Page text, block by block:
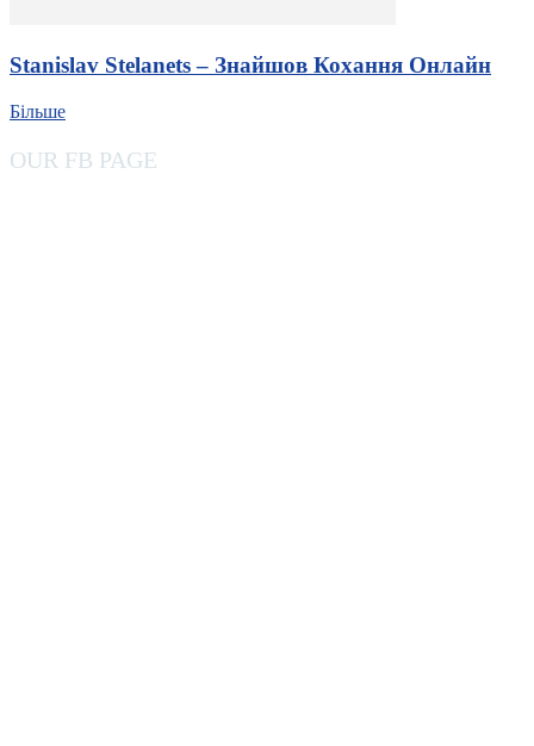
Stanislav Stelanets – Знайшов Кохання Онлайн
Більше
OUR FB PAGE